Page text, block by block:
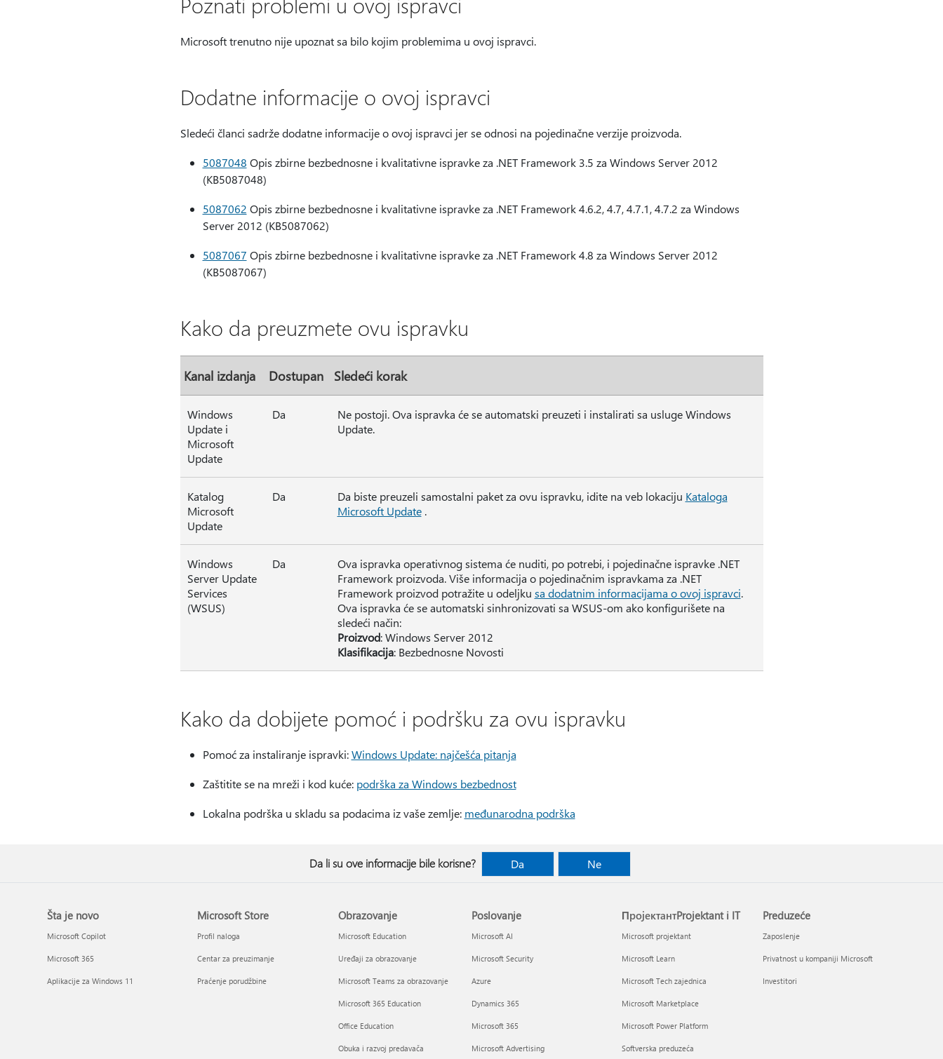
Microsoft trenutno nije upoznat sa bilo kojim problemima u ovoj ispravci.
Dodatne informacije o ovoj ispravci
Sledeći članci sadrže dodatne informacije o ovoj ispravci jer se odnosi na pojedinačne verzije proizvoda.
5087048 Opis zbirne bezbednosne i kvalitativne ispravke za .NET Framework 3.5 za Windows Server 2012
(KB5087048)
5087062 Opis zbirne bezbednosne i kvalitativne ispravke za .NET Framework 4.6.2, 4.7, 4.7.1, 4.7.2 za Windows
Server 2012 (KB5087062)
5087067 Opis zbirne bezbednosne i kvalitativne ispravke za .NET Framework 4.8 za Windows Server 2012
(KB5087067)
Kako da preuzmete ovu ispravku
Kanal izdanja Dostupan Sledeći korak
Windows
Update i
Microsoft
Update
Da
Ne postoji. Ova ispravka će se automatski preuzeti i instalirati sa usluge Windows
Update.
Katalog
Microsoft
Update
Da Da biste preuzeli samostalni paket za ovu ispravku, idite na veb lokaciju Kataloga
Microsoft Update.
Windows
Server Update
Services
(WSUS)
Da
Ova ispravka operativnog sistema će nuditi, po potrebi, i pojedinačne ispravke .NET
Framework proizvoda. Više informacija o pojedinačnim ispravkama za .NET
Framework proizvod potražite u odeljku sa dodatnim informacijama o ovoj ispravci.
Ova ispravka će se automatski sinhronizovati sa WSUS-om ako konfigurišete na
sledeći način:
Proizvod: Windows Server 2012
Klasifikacija: Bezbednosne Novosti
Kako da dobijete pomoć i podršku za ovu ispravku
Pomoć za instaliranje ispravki:Windows Update: najčešća pitanja
Zaštitite se na mreži i kod kuće: podrška za Windows bezbednost
Lokalna podrška u skladu sa podacima iz vaše zemlje: međunarodna podrška
Da li su ove informacije bile korisne? Da Ne
Šta je novo
Microsoft Copilot
Microsoft 365
Aplikacije za Windows 11
Microsoft Store
Profil naloga
Centar za preuzimanje
Praćenje porudžbine
Obrazovanje
Microsoft Education
Uređaji za obrazovanje
Microsoft Teams za obrazovanje
Microsoft 365 Education
Office Education
Obuka i razvoj predavača
Poslovanje
Microsoft AI
Microsoft Security
Azure
Dynamics 365
Microsoft 365
Microsoft Advertising
ПројектантProjektant i IT
Microsoft projektant
Microsoft Learn
Microsoft Tech zajednica
Microsoft Marketplace
Microsoft Power Platform
Softverska preduzeća
Preduzeće
Zaposlenje
Privatnost u kompaniji Microsoft
Investitori